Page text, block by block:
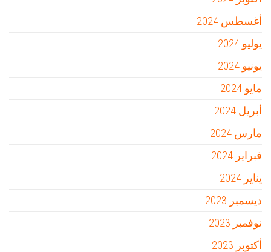
أغسطس 2024
يوليو 2024
يونيو 2024
مايو 2024
أبريل 2024
مارس 2024
فبراير 2024
يناير 2024
ديسمبر 2023
نوفمبر 2023
أكتوبر 2023